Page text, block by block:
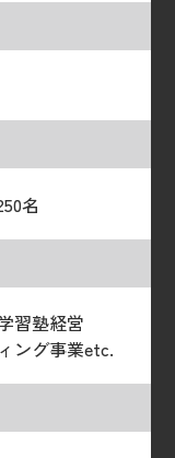
名
習塾経営
ング事業etc.